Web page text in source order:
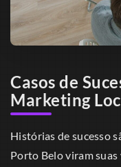
Casos de
Marketing
Histórias de sucesso
Porto Belo viram